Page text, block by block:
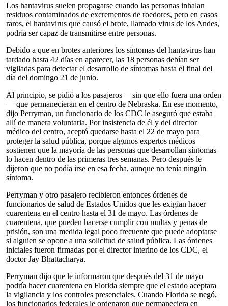
Los hantavirus suelen propagarse cuando las personas inhalan
residuos contaminados de excrementos de roedores, pero en casos
raros, el hantavirus que causó el brote, llamado virus de los Andes,
podría ser capaz de transmitirse entre personas.
Debido a que en brotes anteriores los síntomas del hantavirus han
tardado hasta 42 días en aparecer, las 18 personas debían ser
vigiladas para detectar el desarrollo de síntomas hasta el final del
día del domingo 21 de junio.
Al principio, se pidió a los pasajeros —sin que ello fuera una orden
— que permanecieran en el centro de Nebraska. En ese momento,
dijo Perryman, un funcionario de los CDC le aseguró que estaba
allí de manera voluntaria. Por insistencia de él y del director
médico del centro, aceptó quedarse hasta el 22 de mayo para
proteger la salud pública, porque algunos expertos médicos
sostienen que la mayoría de las personas que desarrollan síntomas
lo hacen dentro de las primeras tres semanas. Pero después le
dijeron que no podía irse en esa fecha, aunque no tenía ningún
síntoma.
Perryman y otro pasajero recibieron entonces órdenes de
funcionarios de salud de Estados Unidos que les exigían hacer
cuarentena en el centro hasta el 31 de mayo. Las órdenes de
cuarentena, que pueden hacerse cumplir con multas y penas de
prisión, son una medida legal poco frecuente que puede adoptarse
si alguien se opone a una solicitud de salud pública. Las órdenes
iniciales fueron firmadas por el director interino de los CDC, el
doctor Jay Bhattacharya.
Perryman dijo que le informaron que después del 31 de mayo
podría hacer cuarentena en Florida siempre que el estado aceptara
la vigilancia y los controles presenciales. Cuando Florida se negó,
los funcionarios federales le ordenaron que permaneciera en